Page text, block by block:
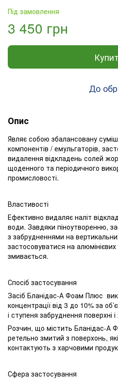
Під замовлення
3 450 грн
До
Опис
Являє собою збалансовану
компонентів / емульгаторів,
видалення відкладень солей
щоденного та періодичного
промисловості.
Властивості
Ефективно видаляє наліт
води. Завдяки піноутворенню,
з забрудненнями на
застосовуватися на
змивається.
Спосіб застосування
Засіб Бланідас-А Фоам Плюс
концентрації від 3 до 10% за
і ступеня забруднення поверхні
Розчин, що містить Бланідас-А
ретельно змитий з поверхонь,
контактують з харчовими
Сфера застосування